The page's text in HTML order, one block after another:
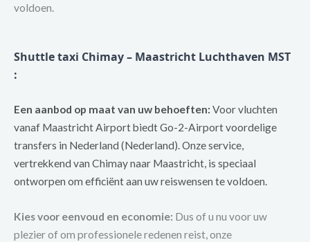
voldoen.
Shuttle taxi Chimay – Maastricht Luchthaven MST
:
Een aanbod op maat van uw behoeften: Voor vluchten
vanaf Maastricht Airport biedt Go-2-Airport voordelige
transfers in Nederland (Nederland). Onze service,
vertrekkend van Chimay naar Maastricht, is speciaal
ontworpen om efficiënt aan uw reiswensen te voldoen.
Kies voor eenvoud en economie: Dus of u nu voor uw
plezier of om professionele redenen reist, onze